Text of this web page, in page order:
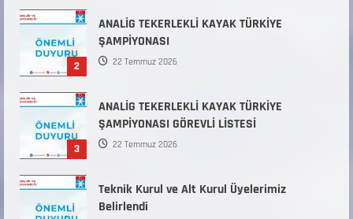
2
ANALİG TEKERLEKLİ KAYAK TÜRKİYE
ŞAMPİYONASI
22 Temmuz 2026
3
ANALİG TEKERLEKLİ KAYAK TÜRKİYE
ŞAMPİYONASI GÖREVLİ LİSTESİ
22 Temmuz 2026
Teknik Kurul ve Alt Kurul Üyelerimiz
Belirlendi